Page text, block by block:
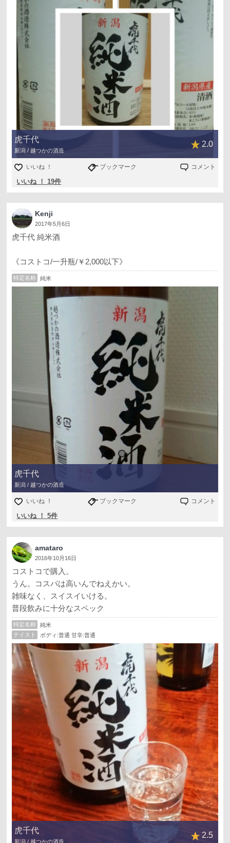
虎千代
新潟 / 越つかの酒造
2.0
いいね ！ ブックマーク コメント
いいね ！ 19件
Kenji
2017年5月6日
虎千代 純米酒
《コストコ/一升瓶/￥2,000以下》
特定名称 純米
虎千代
新潟 / 越つかの酒造
いいね ！ ブックマーク コメント
いいね ！ 5件
amataro
2016年10月16日
コストコで購入。
うん。コスパは高いんでねえかい。
雑味なく、スイスイいける。
普段飲みに十分なスペック
特定名称
純米
テイスト
ボディ:普通 甘辛:普通
虎千代
新潟 / 越つかの酒造
2.5